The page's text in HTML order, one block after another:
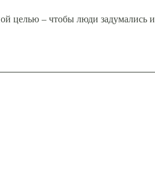
целью – чтобы люди задумались и